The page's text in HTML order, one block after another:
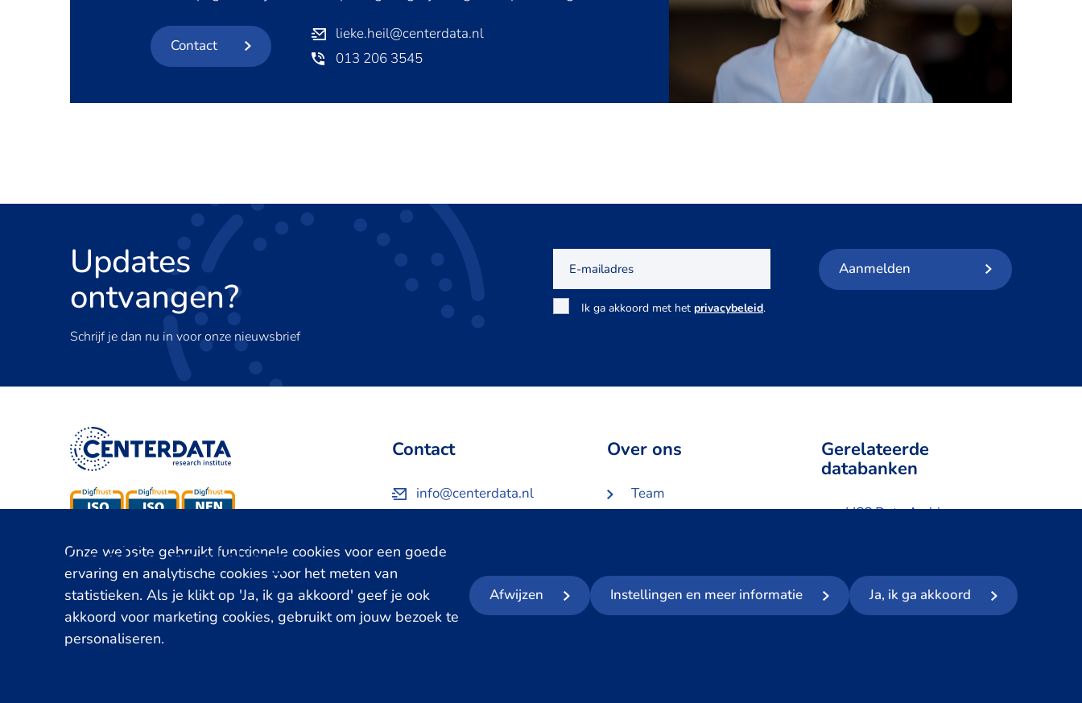
Cookie melding
Onze website gebruikt functionele cookies voor een goede
ervaring en analytische cookies voor het meten van
statistieken. Als je klikt op 'Ja, ik ga akkoord' geef je ook
akkoord voor marketing cookies, gebruikt om jouw bezoek te
personaliseren.
Afwijzen Instellingen en meer informatie Ja, ik ga akkoord
lieke.heil@centerdata.nl
013 206 3545
Contact
Updates
ontvangen?
Schrijf je dan nu in voor onze nieuwsbrief
mailadres
Toestemming
Ik ga akkoord met het privacybeleid.
Aanmelden
Contact
info@centerdata.nl
Bezoek- en postadres
Over ons
Team
opdrachtgevers
Gerelateerde
databanken
LISS Data Archive